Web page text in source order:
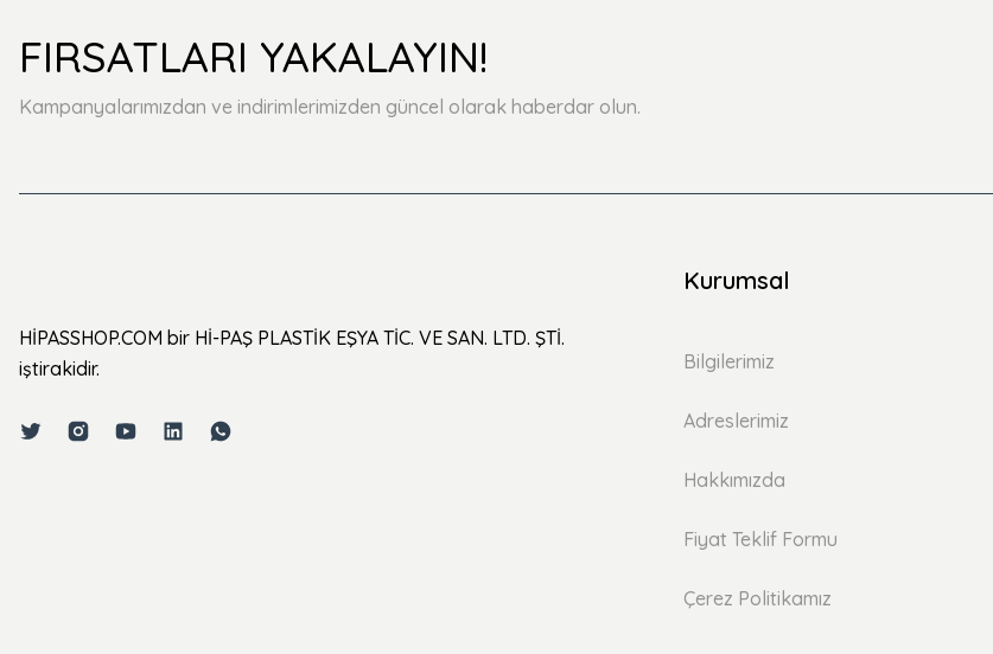
FIRSATLARI YAKALAYIN!
Kampanyalarımızdan ve indirimlerimizden güncel olarak haberdar olun.
HİPASSHOP.COM bir Hİ-PAŞ PLASTİK EŞYA TİC. VE SAN. LTD. ŞTİ.
iştirakidir.
Kurumsal
Bilgilerimiz
Adreslerimiz
Hakkımızda
Fiyat Teklif Formu
Çerez Politikamız